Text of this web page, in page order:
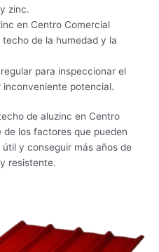
zinc.
en Centro Comercial
de la humedad y la
para inspeccionar el
potencial.
de aluzinc en Centro
los factores que pueden
y conseguir más años de
resistente.